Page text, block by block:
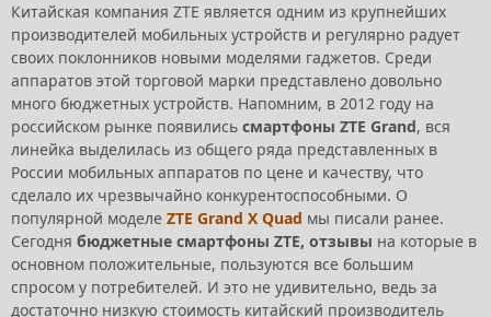
Китайская компания ZTE является одним из крупнейших
производителей мобильных устройств и регулярно радует
своих поклонников новыми моделями гаджетов. Среди
аппаратов этой торговой марки представлено довольно
много бюджетных устройств. Напомним, в 2012 году на
российском рынке появились смартфоны ZTE Grand, вся
линейка выделилась из общего ряда представленных в
России мобильных аппаратов по цене и качеству, что
сделало их чрезвычайно конкурентоспособными. О
популярной моделе ZTE Grand X Quad мы писали ранее.
Сегодня бюджетные смартфоны ZTE, отзывы на которые в
основном положительные, пользуются все большим
спросом у потребителей. И это не удивительно, ведь за
достаточно низкую стоимость китайский производитель